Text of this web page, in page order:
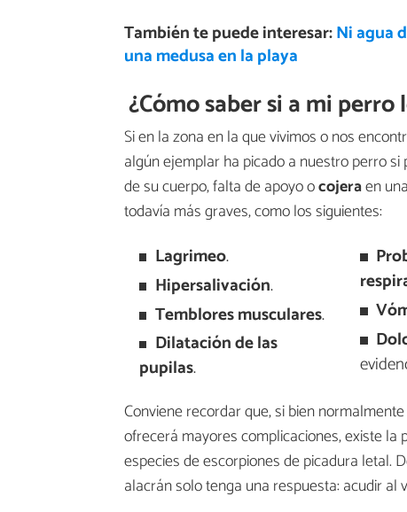
También te puede interesar:Ni agua
una medusa en la playa
¿Cómo saber si a mi
Si en la zona en la que vivimos o nos
algún ejemplar ha picado a nuestro perro si
de su cuerpo, falta de apoyo ocojeraen
todavía más graves, como los siguientes:
Lagrimeo.
Hipersalivación.
Temblores musculares.
Dilatación de las
pupilas.
Conviene recordar que, si bien
ofrecerá mayores complicaciones, existe la
especies de escorpiones de picadura letal.
alacrán solo tenga una respuesta: acudir al